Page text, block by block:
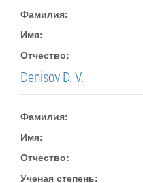
Фамилия:
Имя:
Отчество:
Denisov D. V.
Фамилия:
Имя:
Отчество:
Ученая степень: